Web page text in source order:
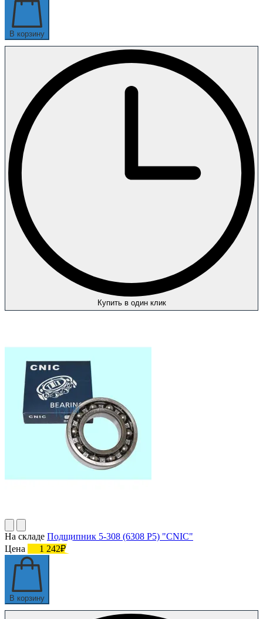
В корзину
Купить в один клик
На складе Подшипник 5-308 (6308 P5) "CNIC"
Цена
1 242₽
В корзину